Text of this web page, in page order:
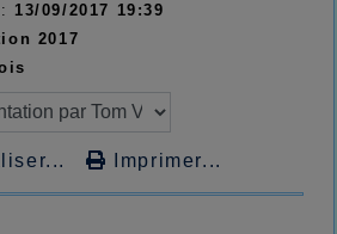
13/09/2017 19:39
2017
Imprimer...